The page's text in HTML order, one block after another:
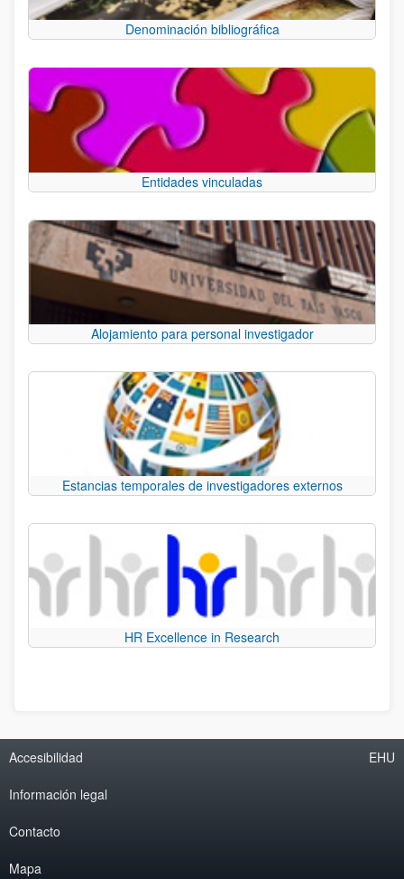
Denominación bibliográfica
Entidades vinculadas
Alojamiento para personal investigador
Estancias temporales de investigadores externos
HR Excellence in Research
Accesibilidad
Información legal
Contacto
Mapa
EHU